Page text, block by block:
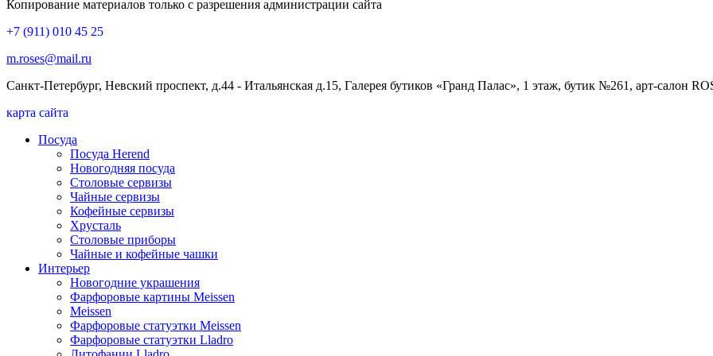
Копирование материалов только с разрешения администрации сайта
+7 (911) 010 45 25
m.roses@mail.ru
Санкт-Петербург, Невский проспект, д.44 - Итальянская д.15, Галерея бутиков «Гранд Палас», 1 этаж, бутик №261, арт-салон
карта сайта
Посуда
Посуда Herend
Новогодняя посуда
Столовые сервизы
Чайные сервизы
Кофейные сервизы
Хрусталь
Столовые приборы
Чайные и кофейные чашки
Интерьер
Новогодние украшения
Фарфоровые картины Meissen
Meissen
Фарфоровые статуэтки Meissen
Фарфоровые статуэтки Lladro